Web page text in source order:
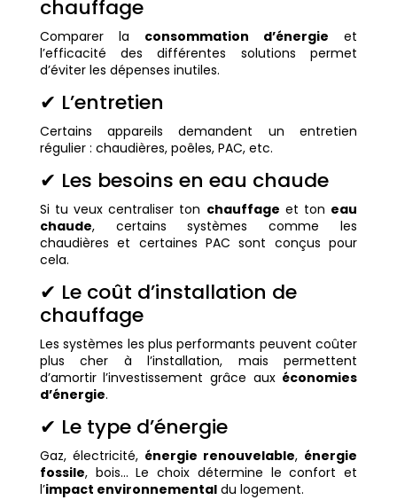
chauffage
Comparer la consommation d’énergie et
l’efficacité des différentes solutions permet
d’éviter les dépenses inutiles.
✔ L’entretien
Certains appareils demandent un entretien
régulier : chaudières, poêles, PAC, etc.
✔ Les besoins en eau chaude
Si tu veux centraliser ton chauffage et ton eau
chaude, certains systèmes comme les
chaudières et certaines PAC sont conçus pour
cela.
✔ Le coût d’installation de
chauffage
Les systèmes les plus performants peuvent coûter
plus cher à l’installation, mais permettent
d’amortir l’investissement grâce aux économies
d’énergie.
✔ Le type d’énergie
Gaz, électricité, énergie renouvelable, énergie
fossile, bois… Le choix détermine le confort et
l’impact environnementaldu logement.